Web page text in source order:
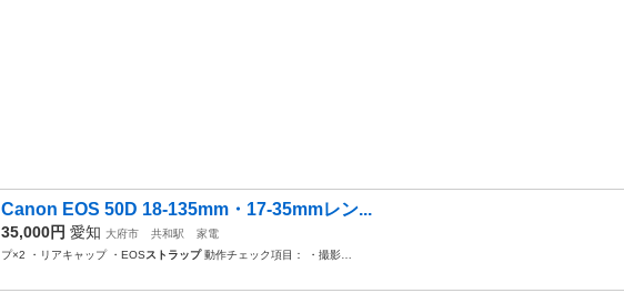
Canon EOS 50D 18-135mm・17-35mmレン...
35,000円 愛知 大府市 共和駅
家電
プ×2 ・リアキャップ ・EOSストラップ動作チェック項目： ・撮影…